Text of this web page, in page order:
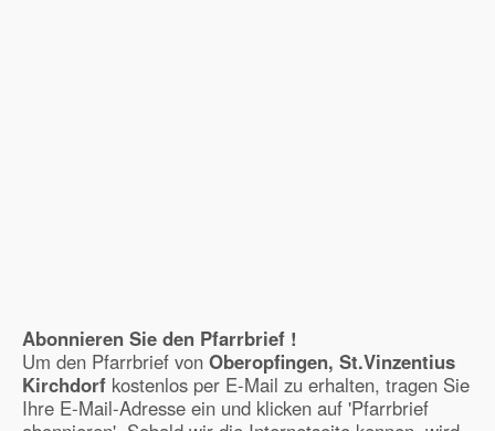
Abonnieren Sie den Pfarrbrief !
Um den Pfarrbrief von Oberopfingen, St.Vinzentius
Kirchdorf kostenlos per E-Mail zu erhalten, tragen Sie
Ihre E-Mail-Adresse ein und klicken auf 'Pfarrbrief